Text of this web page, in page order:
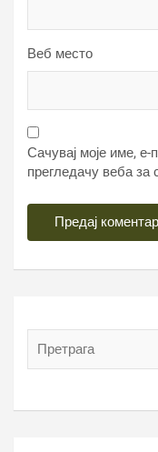
Веб место
Сачувај моје име,
прегледачу веба